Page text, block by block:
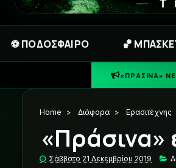
⚽ ΠΟΔΟΣΦΑΙΡΟ 🏀
«ΠΡΑΣΙΝΑ»
Home > Διάφορα > Ερασιτέχνης
«Πράσινα»
Σάββατο 21 Δεκεμβρίου 2019